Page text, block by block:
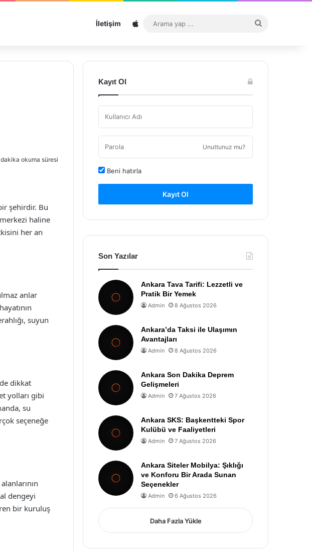
İletişim Sitemap
...
okuma süresi
şehirdir. Bu
haline
her an
anlar
suyun
dikkat
yolları gibi
su
seçeneğe
dengeyi
bir kuruluş
Kayıt Ol
Unuttunuz mu?
Beni hatırla
Kayıt Ol
Son Yazılar
Ankara Tava Tarifi: Lezzetli ve
Pratik Bir Yemek
Admin 8 Ağustos 2026
Ankara’da Taksi ile Ulaşımın
Avantajları
Admin 8 Ağustos 2026
Ankara Son Dakika Deprem
Gelişmeleri
Admin 7 Ağustos 2026
Ankara SKS: Başkentteki Spor
Kulübü ve Faaliyetleri
Admin 7 Ağustos 2026
Ankara Siteler Mobilya: Şıklığı
ve Konforu Bir Arada Sunan
Seçenekler
Admin 6 Ağustos 2026
Daha Fazla Yükle